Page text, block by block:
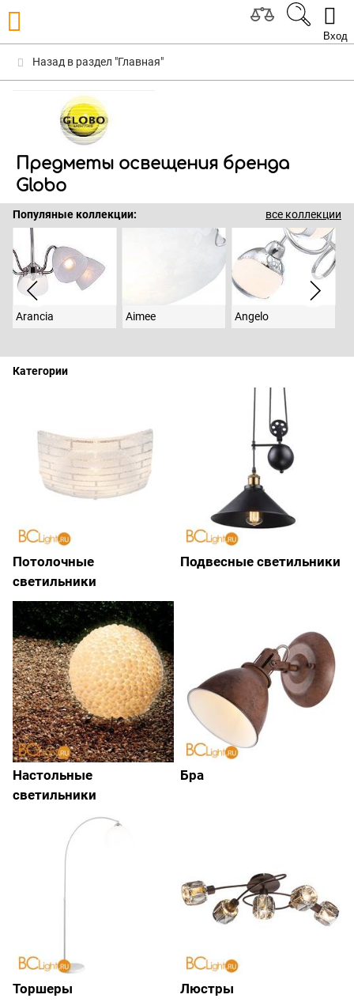
Вход
Назад в раздел "Главная"
Предметы освещения бренда
Globo
Популяные коллекции: все коллекции
Arancia Aimee Angelo
Категории
Потолочные
светильники
Подвесные светильники
Настольные
светильники
Бра
Торшеры Люстры